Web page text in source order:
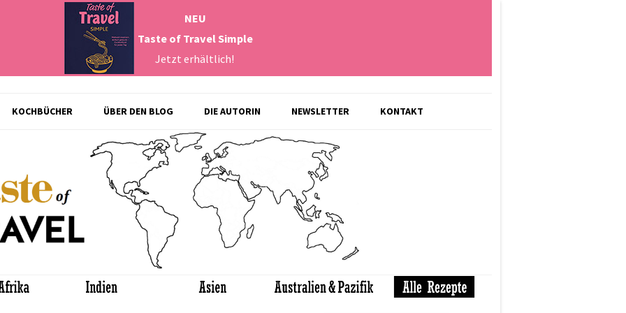
NEU
Taste of Travel Simple
Jetzt erhältlich!
springen
KOCHBÜCHER ÜBER DEN BLOG DIE AUTORIN NEWSLETTER KONTAKT